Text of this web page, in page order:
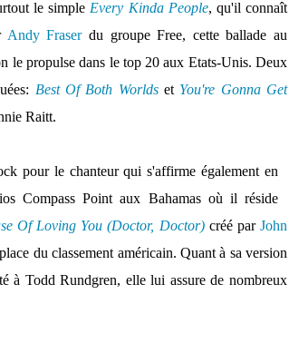
le simple Every Kinda People, qu'il connaît
Andy Fraserdu groupe Free, cette ballade au
le propulse dans le top 20 aux Etats-Unis. Deux
Best Of Both Worldset You're Gonna Get
Raitt.
pour le chanteur qui s'affirme également en
Compass Point aux Bahamas où il réside
Of Loving You (Doctor, Doctor)créé parJohn
du classement américain. Quant à sa version
à Todd Rundgren, elle lui assure de nombreux